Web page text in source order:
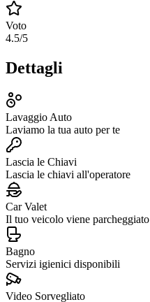
Voto
4.5/5
Dettagli
Lavaggio Auto
Laviamo la tua auto per te
Lascia le Chiavi
Lascia le chiavi all'operatore
Car Valet
Il tuo veicolo viene parcheggiato
Bagno
Servizi igienici disponibili
Video Sorvegliato